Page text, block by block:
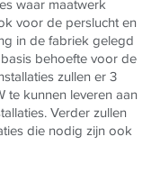
waar maatwerk
voor de perslucht en
in de fabriek gelegd
behoefte voor de
zullen er 3
te kunnen leveren aan
Verder zullen
die nodig zijn ook